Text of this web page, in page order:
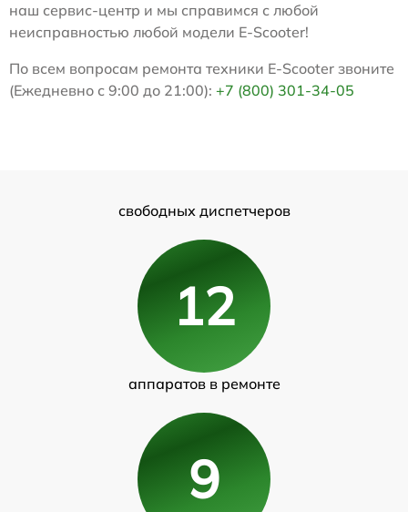
наш сервис-центр и мы справимся с любой
неисправностью любой модели E-Scooter!
По всем вопросам ремонта техники E-Scooter звоните
(Ежедневно с 9:00 до 21:00): +7 (800) 301-34-05
свободных диспетчеров
12
аппаратов в ремонте
9